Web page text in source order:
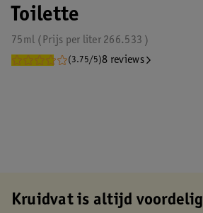
Toilette
75ml 266.533
Prijs per liter
(3.75/5)8 reviews
Kruidvat is altijd voordelig